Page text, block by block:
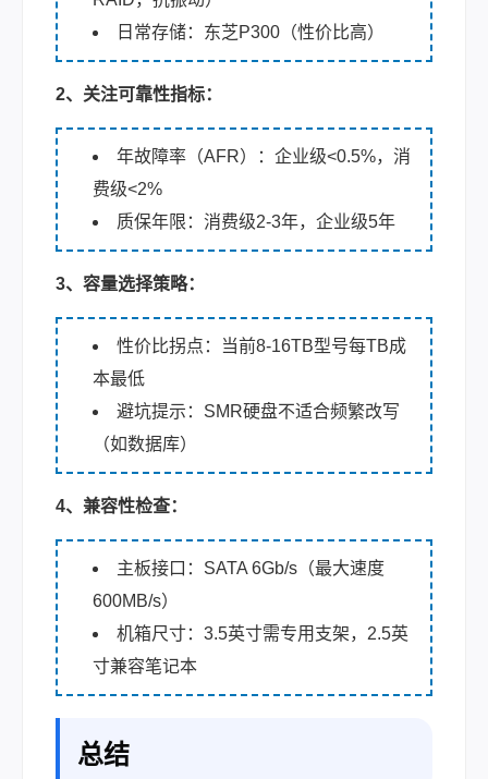
日常存储：东芝P300（性价比高）
2、关注可靠性指标：
年故障率（AFR）：企业级<0.5%，消
费级<2%
质保年限：消费级2-3年，企业级5年
3、容量选择策略：
性价比拐点：当前8-16TB型号每TB成
本最低
避坑提示：SMR硬盘不适合频繁改写
（如数据库）
4、兼容性检查：
主板接口：SATA 6Gb/s（最大速度
600MB/s）
机箱尺寸：3.5英寸需专用支架，2.5英
寸兼容笔记本
总结